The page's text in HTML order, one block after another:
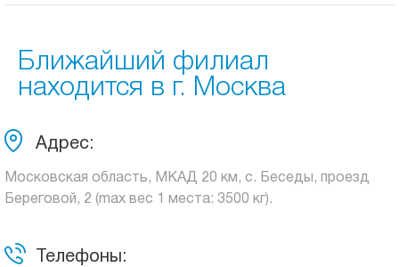
Ближайший филиал
находится в г. Москва
Адрес:
Московская область, МКАД 20 км, с. Беседы, проезд
Береговой, 2 (max вес 1 места: 3500 кг).
Телефоны: